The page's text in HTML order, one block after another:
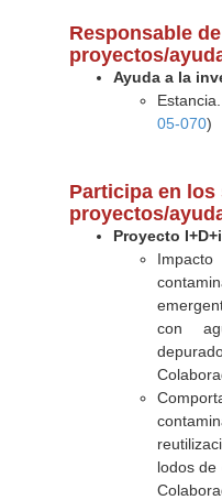
Responsable
proyectos/
Ayuda a la
05-070)
Participa en
proyectos/
Proyecto
con
lodos